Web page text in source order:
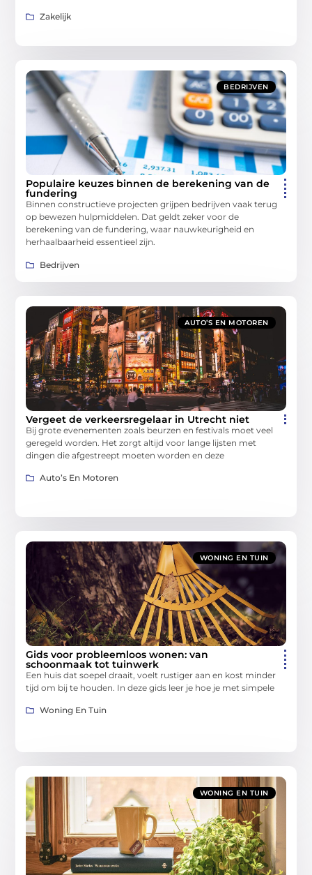
Zakelijk
BEDRIJVEN
Populaire keuzes binnen de berekening van de
fundering
Binnen constructieve projecten grijpen bedrijven vaak terug
op bewezen hulpmiddelen. Dat geldt zeker voor de
berekening van de fundering, waar nauwkeurigheid en
herhaalbaarheid essentieel zijn.
Bedrijven
AUTO’S EN MOTOREN
Vergeet de verkeersregelaar in Utrecht niet
Bij grote evenementen zoals beurzen en festivals moet veel
geregeld worden. Het zorgt altijd voor lange lijsten met
dingen die afgestreept moeten worden en deze
Auto’s En Motoren
WONING EN TUIN
Gids voor probleemloos wonen: van
schoonmaak tot tuinwerk
Een huis dat soepel draait, voelt rustiger aan en kost minder
tijd om bij te houden. In deze gids leer je hoe je met simpele
Woning En Tuin
WONING EN TUIN